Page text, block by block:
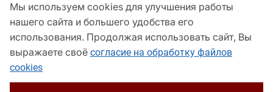
Мы используем cookies для улучшения работы
нашего сайта и большего удобства его
использования. Продолжая использовать сайт, Вы
выражаете своё согласие на обработку файлов
cookies
Для пользователей старше 16 лет
© Кубанские Новости, 2017
Сетевое издание «kubnews» зарегистрировано Федеральной
службой по надзору в сфере связи, информационных технологий
и массовых коммуникаций (Роскомнадзор). Регистрационный